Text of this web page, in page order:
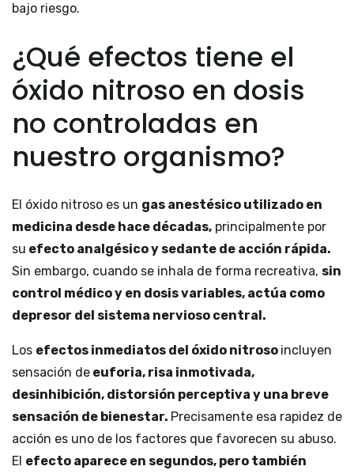
bajo riesgo.
¿Qué efectos tiene el
óxido nitroso en dosis
no controladas en
nuestro organismo?
El óxido nitroso es un gas anestésico utilizado en
medicina desde hace décadas, principalmente por
su efecto analgésico y sedante de acción rápida.
Sin embargo, cuando se inhala de forma recreativa, sin
control médico y en dosis variables, actúa como
depresor del sistema nervioso central.
Los efectos inmediatos del óxido nitroso incluyen
sensación de euforia, risa inmotivada,
desinhibición, distorsión perceptiva y una breve
sensación de bienestar. Precisamente esa rapidez de
acción es uno de los factores que favorecen su abuso.
El efecto aparece en segundos, pero también